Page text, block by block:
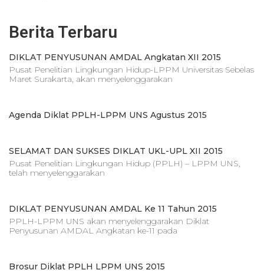
Berita Terbaru
DIKLAT PENYUSUNAN AMDAL Angkatan XII 2015
Pusat Penelitian Lingkungan Hidup-LPPM Universitas Sebelas
Maret Surakarta, akan menyelenggarakan
Agenda Diklat PPLH-LPPM UNS Agustus 2015
SELAMAT DAN SUKSES DIKLAT UKL-UPL XII 2015
Pusat Penelitian Lingkungan Hidup (PPLH) – LPPM UNS,
telah menyelenggarakan
DIKLAT PENYUSUNAN AMDAL Ke 11 Tahun 2015
PPLH-LPPM UNS akan menyelenggarakan Diklat
Penyusunan AMDAL Angkatan ke-11 pada
Brosur Diklat PPLH LPPM UNS 2015